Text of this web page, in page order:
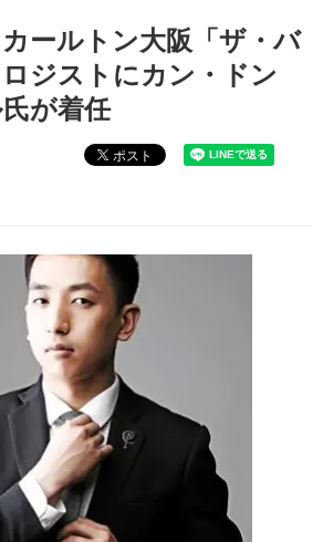
ールトン大阪「ザ・バ
ジストにカン・ドン
が着任
ポスト